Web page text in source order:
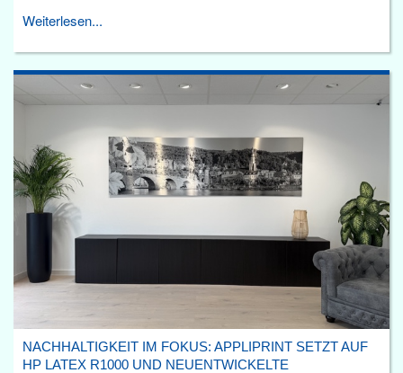
Weiterlesen...
NACHHALTIGKEIT IM FOKUS: APPLIPRINT SETZT AUF
HP LATEX R1000 UND NEUENTWICKELTE